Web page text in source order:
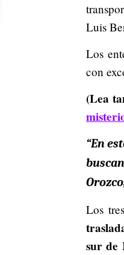
Luis
Los
con
(Lea
“En
Los
sur de